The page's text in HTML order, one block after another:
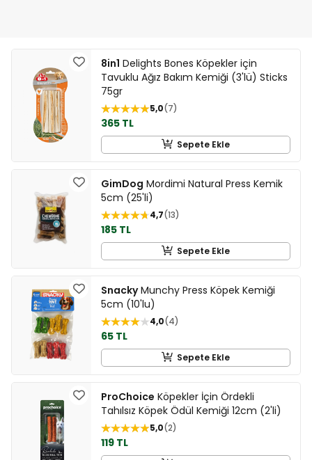
8in1 Delights Bones Köpekler için
Tavuklu Ağız Bakım Kemiği (3'lü) Sticks
75gr
5,0 7
365 TL
Sepete Ekle
GimDog Mordimi Natural Press Kemik
5cm (25'li)
4,7 13
185 TL
Sepete Ekle
SnackyMunchy Press Köpek Kemiği
5cm (10'lu)
4,0 4
65 TL
Sepete Ekle
ProChoice Köpekler İçin Ördekli
Tahılsız Köpek Ödül Kemiği 12cm (2'li)
5,0 2
119 TL